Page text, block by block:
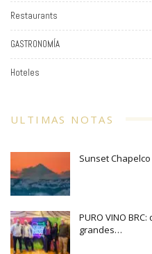
Restaurants
GASTRONOMÍA
Hoteles
ULTIMAS NOTAS
Sunset
PURO VINO
grandes…